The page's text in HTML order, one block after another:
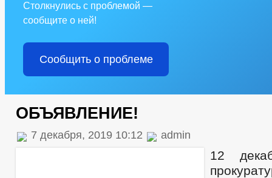
Столкнулись с проблемой —
сообщите о ней!
Сообщить о проблеме
ОБЪЯВЛЕНИЕ!
7 декабря, 2019 10:12 admin
12